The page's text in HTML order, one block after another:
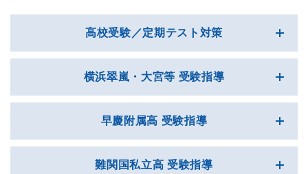
高校受験／定期テスト対策
横浜翠嵐・大宮等 受験指導
早慶附属高 受験指導
難関国私立高 受験指導